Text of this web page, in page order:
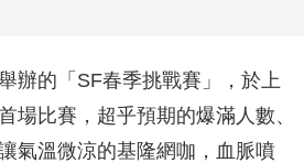
辦的「SF春季挑戰賽」，於上
場比賽，超乎預期的爆滿人數、
氣溫微涼的基隆網咖，血脈噴